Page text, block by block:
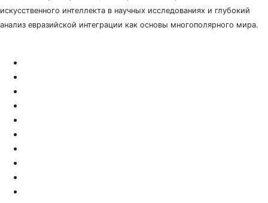
искусственного интеллекта в научных исследованиях и глубокий
анализ евразийской интеграции как основы многополярного мира.